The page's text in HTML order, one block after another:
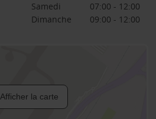
Samedi
07:00 - 12:00
Dimanche
09:00 - 12:00
Afficher la carte